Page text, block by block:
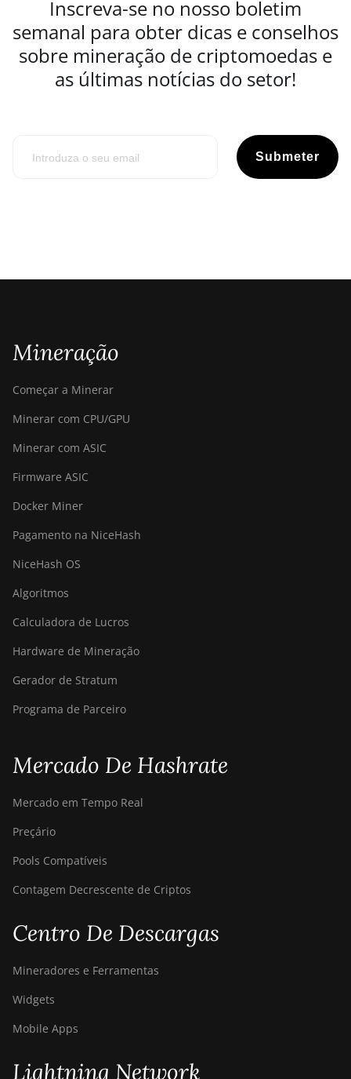
Inscreva-se no nosso boletim
semanal para obter dicas e conselhos
sobre mineração de criptomoedas e
as últimas notícias do setor!
Submeter
Mineração
Começar a Minerar
Minerar com CPU/GPU
Minerar com ASIC
Firmware ASIC
Docker Miner
Pagamento na NiceHash
NiceHash OS
Algoritmos
Calculadora de Lucros
Hardware de Mineração
Gerador de Stratum
Programa de Parceiro
Mercado De Hashrate
Mercado em Tempo Real
Preçário
Pools Compatíveis
Contagem Decrescente de Criptos
Centro De Descargas
Mineradores e Ferramentas
Widgets
Mobile Apps
Lightning Network